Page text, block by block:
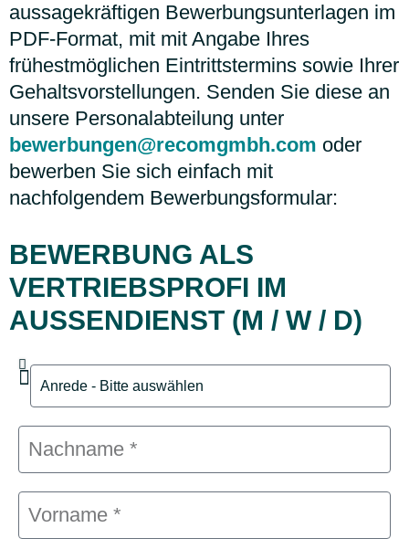
aussagekräftigen Bewerbungsunterlagen im
PDF-Format, mit mit Angabe Ihres
frühestmöglichen Eintrittstermins sowie Ihrer
Gehaltsvorstellungen. Senden Sie diese an
unsere Personalabteilung unter
bewerbungen@recomgmbh.com oder
bewerben Sie sich einfach mit
nachfolgendem Bewerbungsformular:
BEWERBUNG ALS
VERTRIEBSPROFI IM
AUSSENDIENST (M / W / D)